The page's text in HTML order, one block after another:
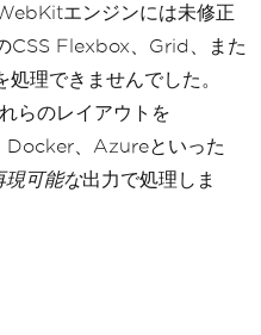
エンジンには未修正
CSS Flexbox、Grid、また
理できませんでした。
らのレイアウトを
、Azureといった
現可能な出力で処理しま